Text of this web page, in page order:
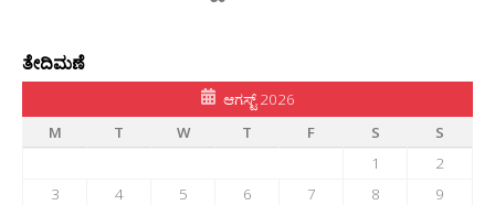
ತೇದಿಮಣೆ
ಆಗಸ್ಟ್ 2026
M
T W T F S
S
1
2
3
4 5 6 7 8
9